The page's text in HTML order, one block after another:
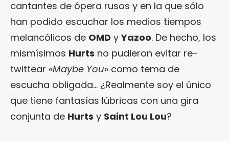
cantantes de ópera rusos y en la que sólo
han podido escuchar los medios tiempos
melancólicos de OMD yYazoo. De hecho, los
mismísimos Hurts no pudieron evitar re-
twittear «Maybe You» como tema de
escucha obligada… ¿Realmente soy el único
que tiene fantasías lúbricas con una gira
conjunta de Hurts y Saint Lou Lou?